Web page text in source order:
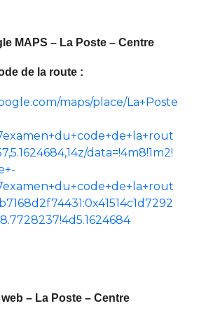
MAPS – La Poste – Centre
de la route :
maps/place/La+Poste
data=!4m8!1m2!
– La Poste – Centre